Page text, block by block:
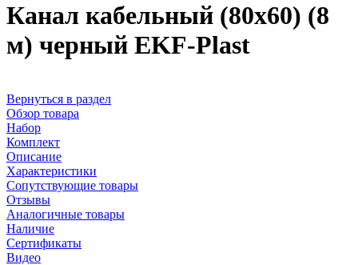
Канал кабельный (80х60) (8
м) черный EKF-Plast
Вернуться в раздел
Обзор товара
Набор
Комплект
Описание
Характеристики
Сопутствующие товары
Отзывы
Аналогичные товары
Наличие
Сертификаты
Видео